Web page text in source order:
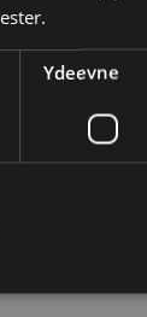
tiltalt for
forsøg på
udviklet en ny
til organisationen
Ydeevne